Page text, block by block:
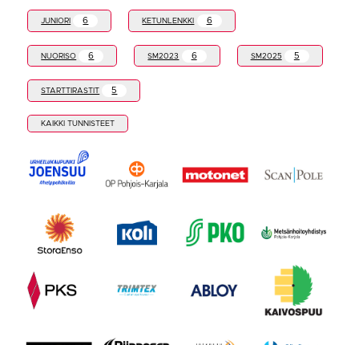
JUNIORI 6 KETUNLENKKI 6
NUORISO 6 SM2023 6 SM2025 5
STARTTIRASTIT 5
KAIKKI TUNNISTEET